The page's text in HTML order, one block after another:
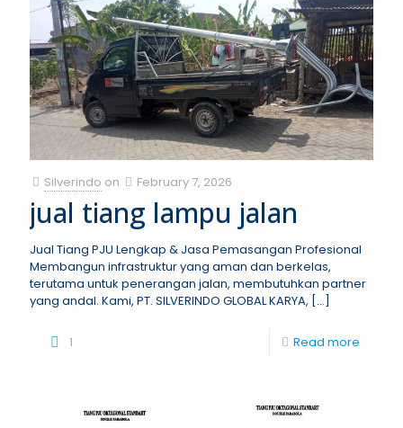
Silverindo on February 7, 2026
jual tiang lampu jalan
Jual Tiang PJU Lengkap & Jasa Pemasangan Profesional
Membangun infrastruktur yang aman dan berkelas,
terutama untuk penerangan jalan, membutuhkan partner
yang andal. Kami, PT. SILVERINDO GLOBAL KARYA, […]
1 Read more